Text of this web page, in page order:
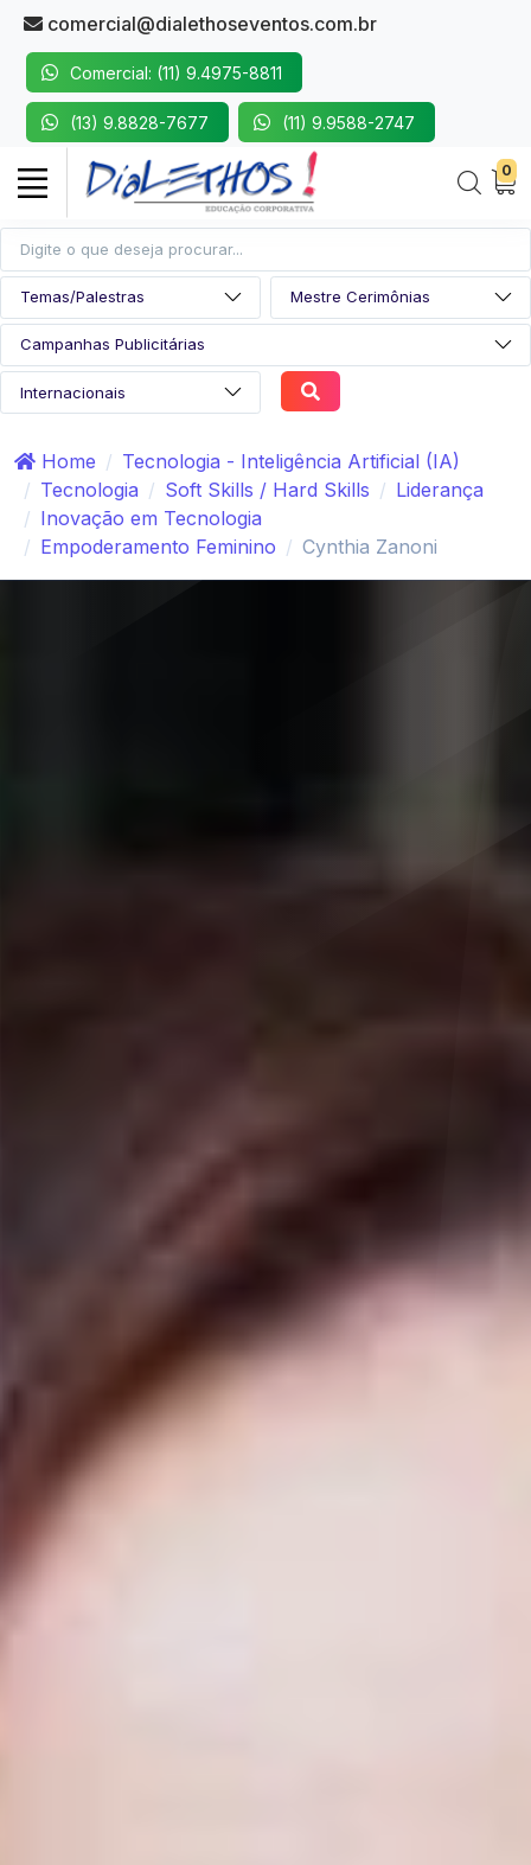
comercial@dialethoseventos.com.br
Comercial: (11) 9.4975-8811
(13) 9.8828-7677 (11) 9.9588-2747
0
Home
Tecnologia - Inteligência Artificial (IA)
Tecnologia
Soft Skills / Hard Skills
Liderança
Inovação em Tecnologia
Empoderamento Feminino
Cynthia Zanoni